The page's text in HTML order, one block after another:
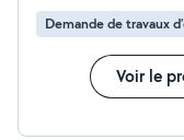
Demande de travaux
Voir le